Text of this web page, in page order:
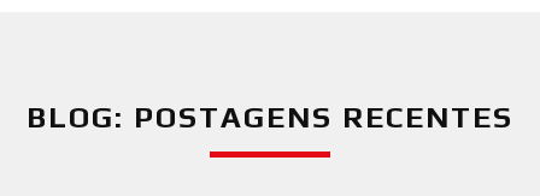
BLOG: POSTAGENS RECENTES